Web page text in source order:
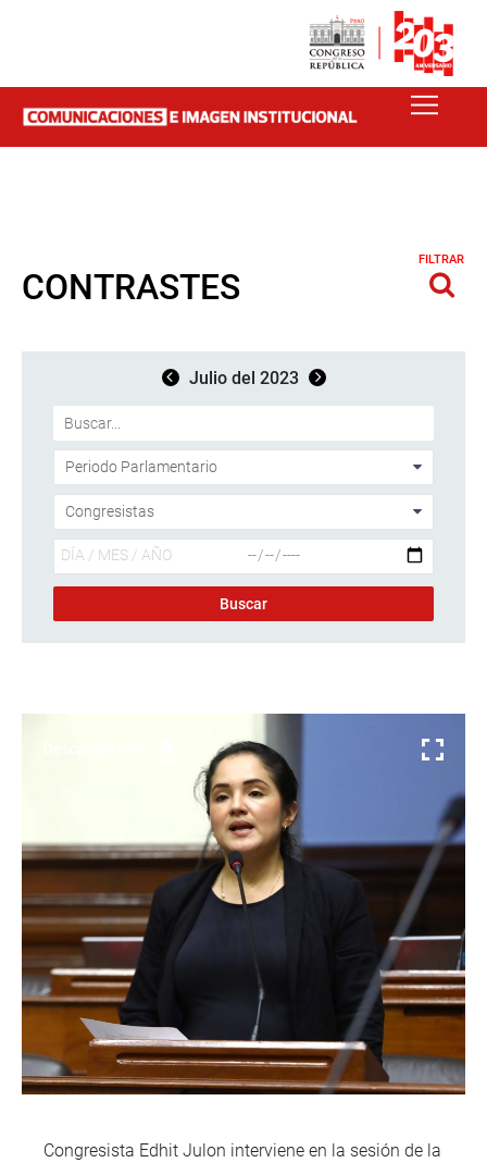
CONTRASTES
FILTRAR
Julio del 2023
Congresista Edhit Julon interviene en la sesión de la